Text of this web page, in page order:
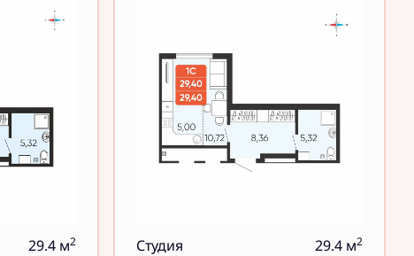
29.4 м2 Студия 29.4 м2